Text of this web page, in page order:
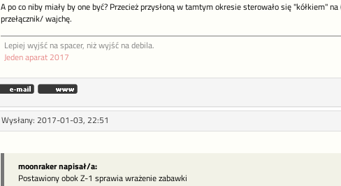
A po co niby miały by one być? Przecież przysłoną w tamtym okresie sterowało się "kółkiem"
przełącznik/ wajchę.
Lepiej wyjść na spacer, niż wyjść na debila.
Jeden aparat 2017
Wysłany: 2017-01-03, 22:51
moonraker napisał/a:
Postawiony obok Z-1 sprawia wrażenie zabawki